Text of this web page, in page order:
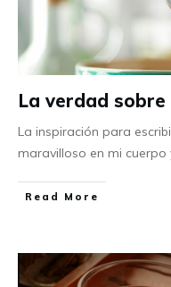
La verdad
La inspiración para
maravilloso en mi cuerpo
Read More